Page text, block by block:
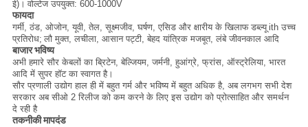
ई)। वोल्टेज उपयुक्त: 600-1000V
फायदा
गर्मी, ठंड, ओजोन, यूवी, तेल, सूक्ष्मजीव, घर्षण, एसिड और क्षारीय के खिलाफ डब्ल्यू ith उच्च
प्रतिरोध; लौ मुक्त, लचीला, आसान पट्टी, बेहद यांत्रिक मजबूत, लंबे जीवनकाल आदि
बाजार भविष्य
अभी हमारे सौर केबलों का ब्रिटेन, बेल्जियम, जर्मनी, हुआंग्रे, फ्रांस, ऑस्ट्रेलिया, भारत
आदि में सुपर हॉट का स्वागत है।
सौर प्रणाली उद्योग हाल ही में बहुत गर्म और भविष्य में बहुत अधिक है, अब लगभग सभी देश
सरकार अब सीओ 2 रिलीज को कम करने के लिए इस उद्योग को प्रोत्साहित और समर्थन
दे रही है
तकनीकी मापदंड